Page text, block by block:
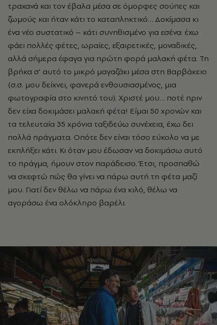
τραχανά και τον έβαλα μέσα σε όμορφες σούπες και
ζωμούς και ήταν κάτι το καταπληκτικό… Δοκίμασα κι
ένα νέο συστατικό – κάτι συνηθισμένο για εσένα: έχω
φάει πολλές φέτες, ωραίες, εξαιρετικές, μοναδικές,
αλλά σήμερα έφαγα για πρώτη φορά μαλακή φέτα. Τη
βρήκα σ’ αυτό το μικρό μαγαζάκι μέσα στη Βαρβάκειο
(σ.σ. μου δείχνει, φανερά ενθουσιασμένος, μια
φωτογραφία στο κινητό του). Χριστέ μου… ποτέ πριν
δεν είχα δοκιμάσει μαλακή φέτα! Είμαι 50 χρονών και
τα τελευταία 35 χρόνια ταξιδεύω συνέχεια, έχω δει
πολλά πράγματα. Οπότε δεν είναι τόσο εύκολο να με
εκπλήξει κάτι. Κι όταν μου έδωσαν να δοκιμάσω αυτό
το πράγμα, ήμουν στον παράδεισο. Έτσι, προσπαθώ
να σκεφτώ πώς θα γίνει να πάρω αυτή τη φέτα μαζί
μου. Γιατί δεν θέλω να πάρω ένα κιλό, θέλω να
αγοράσω ένα ολόκληρο βαρέλι.